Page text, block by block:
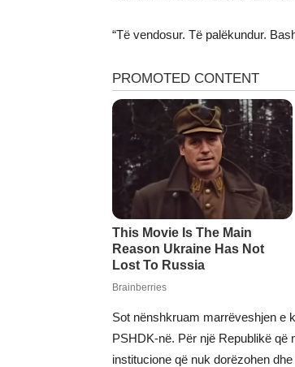
“Të vendosur. Të palëkundur.
Sot nënshkruam marrëveshjen e
PSHDK-në. Për një Republikë që
institucione që nuk dorëzohen